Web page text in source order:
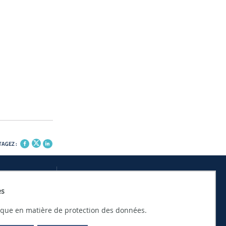
en matière de protection des données.
:
connectés